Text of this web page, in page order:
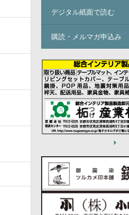
デジタル紙面で読む
購読・メルマガ申込み